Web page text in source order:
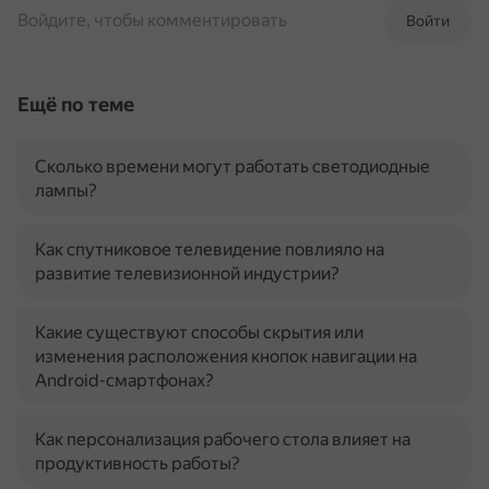
Войти
Войдите, чтобы комментировать
Ещё по теме
Сколько времени могут работать светодиодные
лампы?
Как спутниковое телевидение повлияло на
развитие телевизионной индустрии?
Какие существуют способы скрытия или
изменения расположения кнопок навигации на
Android-смартфонах?
Как персонализация рабочего стола влияет на
продуктивность работы?